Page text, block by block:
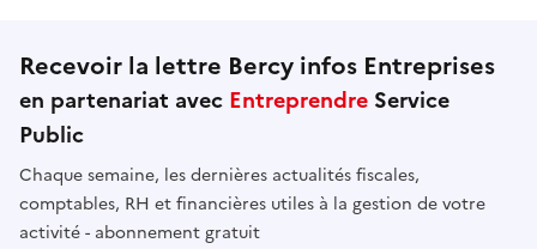
Recevoir la lettre Bercy infos Entreprises
en partenariat avec Entreprendre Service
Public
Chaque semaine, les dernières actualités fiscales,
comptables, RH et financières utiles à la gestion de votre
activité - abonnement gratuit